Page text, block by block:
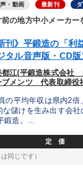
・動画 最新刊
の地方中小メーカー
刊》平鍛造の「利
タル音声版・CD版
江(平鍛造株式会社
ブメンツ 代表取締役
の平均年収は県内2
儲けを生み出す会
鍛造。...
定 価
同じです）